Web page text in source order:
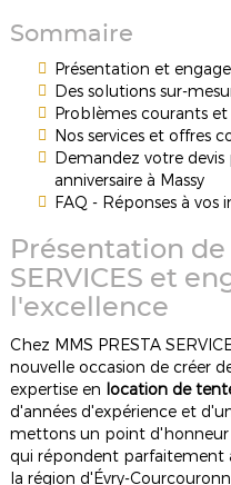
Sommaire
Présentation et
Des solutions sur-
Problèmes courants
Nos services et offres
Demandez votre
anniversaire à Massy
FAQ - Réponses à vos
Présentation de
SERVICES et
l'excellence
Chez MMS PRESTA
nouvelle occasion de créer
expertise en location de
d'années d'expérience et
mettons un point d'honneur
qui répondent parfaitement
la région d'Évry-